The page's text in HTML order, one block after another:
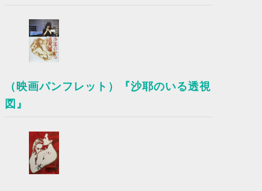
（映画パンフレット）『沙耶のいる透視
図』